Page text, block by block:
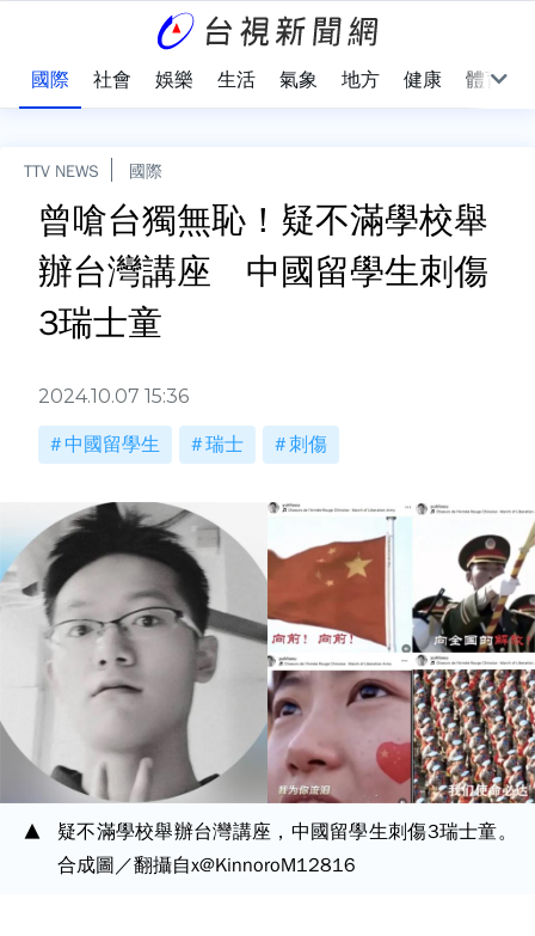
國際 社會 娛樂 生活 氣象 地方 健康 體育
TTV NEWS 國際
曾嗆台獨無恥！疑不滿學校舉
辦台灣講座 中國留學生刺傷
3瑞士童
2024.10.07 15:36
中國留學生 瑞士 刺傷
疑不滿學校舉辦台灣講座，中國留學生刺傷3瑞士童。
合成圖／翻攝自x@KinnoroM12816